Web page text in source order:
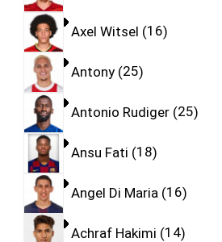
Axel Witsel 16
Antony 25
Antonio Rudiger 25
Ansu Fati 18
Angel Di Maria 16
Achraf Hakimi 14